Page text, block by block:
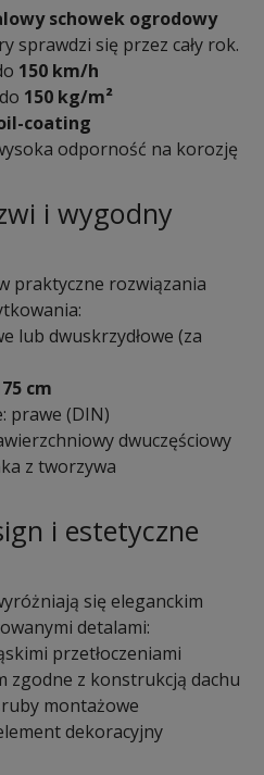
schowek ogrodowy
sprawdzi się przez cały rok.
150 km/h
150 kg/m²
coating
odporność na korozję
i wygodny
praktyczne rozwiązania
lub dwuskrzydłowe (za
cm
prawe (DIN)
dwuczęściowy
z tworzywa
i estetyczne
się eleganckim
detalami:
przetłoczeniami
zgodne z konstrukcją dachu
montażowe
dekoracyjny